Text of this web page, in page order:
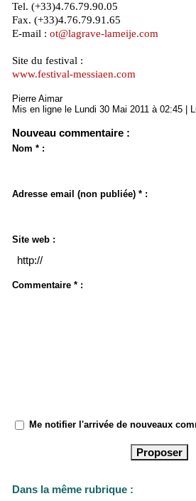
Tel. (+33)4.76.79.90.05
Fax. (+33)4.76.79.91.65
E-mail : ot@lagrave-lameije.com
Site du festival :
www.festival-messiaen.com
Pierre Aimar
Mis en ligne le Lundi 30 Mai 2011 à 02:45 |
Nouveau commentaire :
Nom * :
Adresse email (non publiée) * :
Site web :
Commentaire * :
Me notifier l'arrivée de nouveaux
Dans la même rubrique :